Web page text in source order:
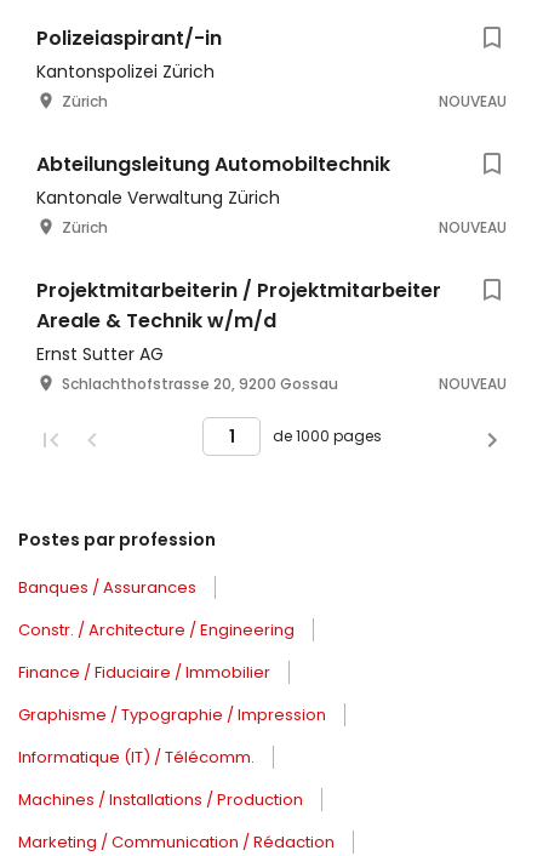
Polizeiaspirant/-in
Kantonspolizei Zürich
Zürich NOUVEAU
Abteilungsleitung Automobiltechnik
Kantonale Verwaltung Zürich
Zürich NOUVEAU
Projektmitarbeiterin / Projektmitarbeiter
Areale & Technik w/m/d
Ernst Sutter AG
Schlachthofstrasse 20, 9200 Gossau NOUVEAU
de 1000 pages
Postes par profession
Banques / Assurances
Constr. / Architecture / Engineering
Finance / Fiduciaire / Immobilier
Graphisme / Typographie / Impression
Informatique (IT) / Télécomm.
Machines / Installations / Production
Marketing / Communication / Rédaction